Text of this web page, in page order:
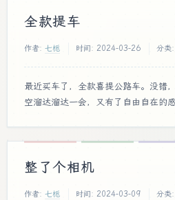
全款提车
作者: 七栀 时间: 2024-03-26 分类:
最近买车了，全款喜提公路车。没错
空溜达溜达一会，又有了自由自在的感
整了个相机
作者: 七栀 时间: 2024-03-09 分类: